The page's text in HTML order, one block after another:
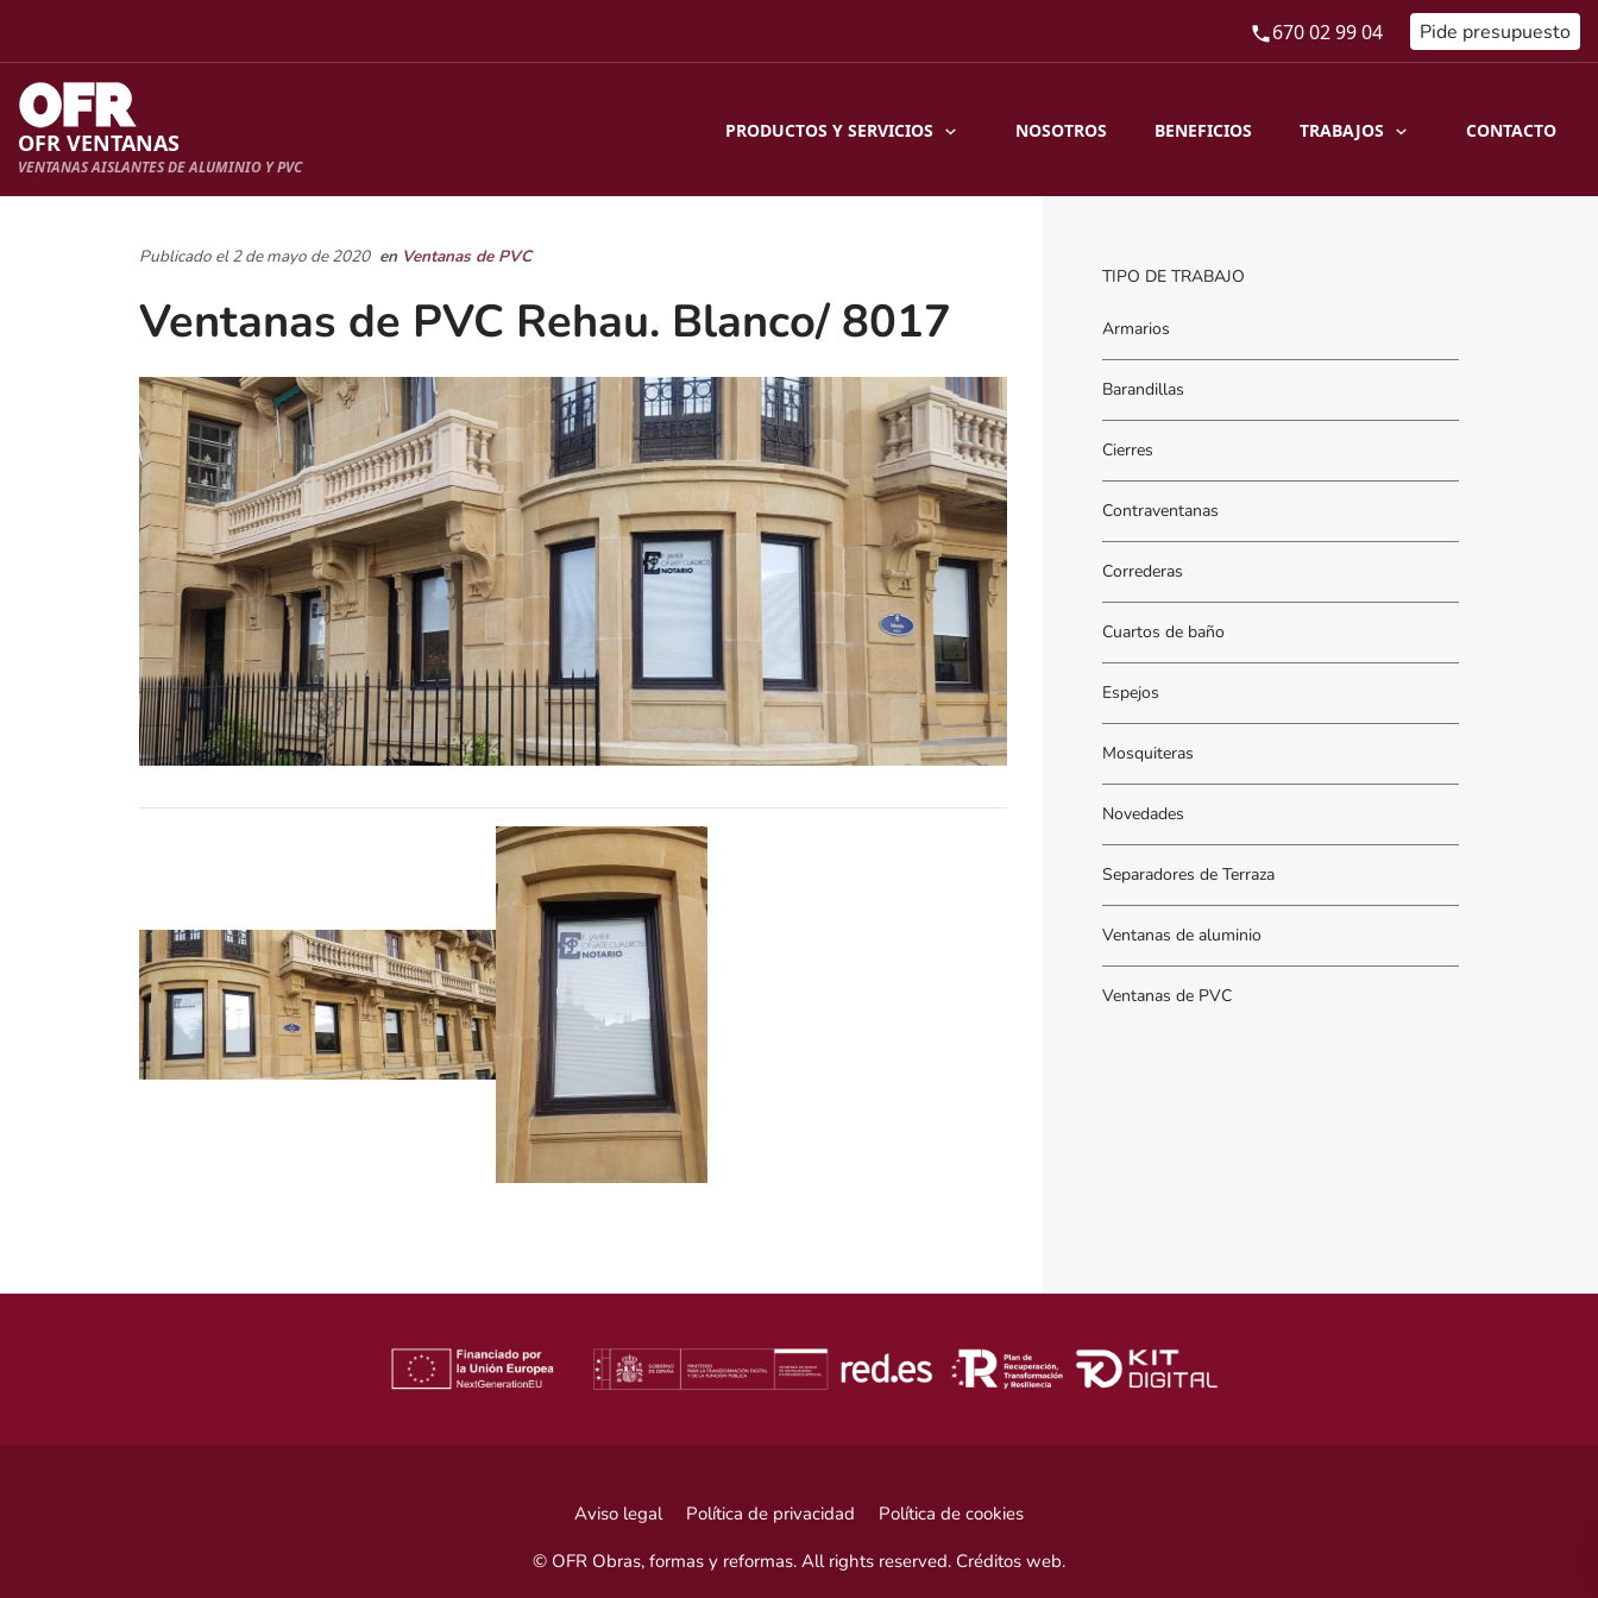
670 02 99 04 Pide presupuesto
OFR VENTANAS
VENTANAS AISLANTES DE ALUMINIO Y PVC
PRODUCTOS Y SERVICIOS NOSOTROS BENEFICIOS TRABAJOS CONTACTO
Publicado el 2 de mayo de 2020 en Ventanas de PVC
Ventanas de PVC Rehau. Blanco/ 8017
TIPO DE TRABAJO
Armarios
Barandillas
Cierres
Contraventanas
Correderas
Cuartos de baño
Espejos
Mosquiteras
Novedades
Separadores de Terraza
Ventanas de aluminio
Ventanas de PVC
Aviso legal Política de privacidad
Política de cookies
© OFR Obras, formas y reformas. All rights reserved. Créditos web.